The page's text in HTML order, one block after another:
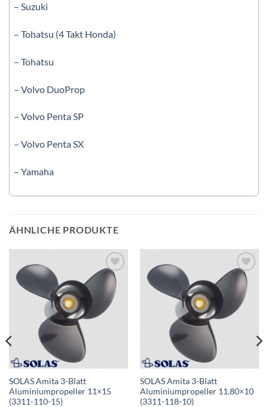
– Suzuki
– Tohatsu (4 Takt Honda)
– Tohatsu
– Volvo DuoProp
– Volvo Penta SP
– Volvo Penta SX
– Yamaha
ÄHNLICHE PRODUKTE
Auf die
Wunschliste
SOLAS Amita 3-Blatt
Aluminiumpropeller 11×15
(3311-110-15)
Auf die
Wunschliste
SOLAS Amita 3-Blatt
Aluminiumpropeller 11.80×10
(3311-118-10)